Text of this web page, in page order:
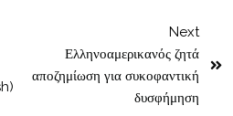
Next
Ελληνοαμερικανός ζητά
αποζημίωση για συκοφαντική
δυσφήμηση